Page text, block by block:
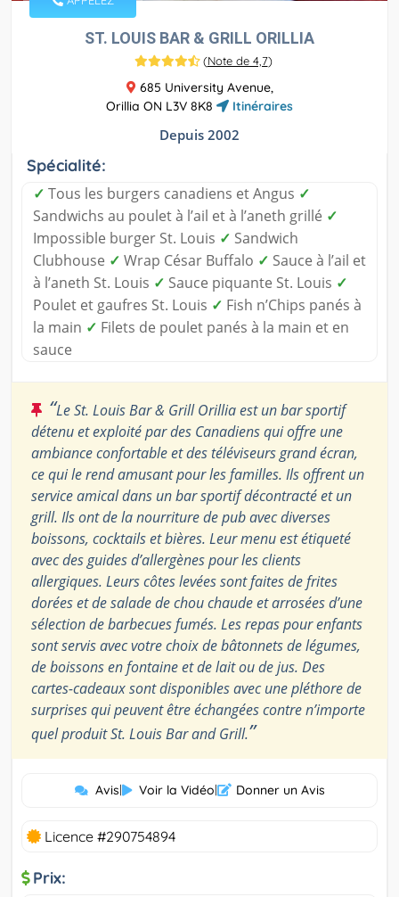
ST. LOUIS BAR & GRILL ORILLIA
(Note de 4,7)
685 University Avenue,
Orillia ON L3V 8K8
Itinéraires
Depuis 2002
Spécialité:
✓ Tous les burgers canadiens et Angus ✓
Sandwichs au poulet à l’ail et à l’aneth grillé ✓
Impossible burger St. Louis ✓ Sandwich
Clubhouse ✓ Wrap César Buffalo ✓ Sauce à l’ail et
à l’aneth St. Louis ✓ Sauce piquante St. Louis ✓
Poulet et gaufres St. Louis ✓ Fish n’Chips panés à
la main ✓ Filets de poulet panés à la main et en
sauce
“Le St. Louis Bar & Grill Orillia est un bar sportif
détenu et exploité par des Canadiens qui offre une
ambiance confortable et des téléviseurs grand écran,
ce qui le rend amusant pour les familles. Ils offrent un
service amical dans un bar sportif décontracté et un
grill. Ils ont de la nourriture de pub avec diverses
boissons, cocktails et bières. Leur menu est étiqueté
avec des guides d’allergènes pour les clients
allergiques. Leurs côtes levées sont faites de frites
dorées et de salade de chou chaude et arrosées d’une
sélection de barbecues fumés. Les repas pour enfants
sont servis avec votre choix de bâtonnets de légumes,
de boissons en fontaine et de lait ou de jus. Des
cartes-cadeaux sont disponibles avec une pléthore de
surprises qui peuvent être échangées contre n’importe
quel produit St. Louis Bar and Grill.”
Avis| Voir la Vidéo| Donner un Avis
Licence #290754894
Prix: